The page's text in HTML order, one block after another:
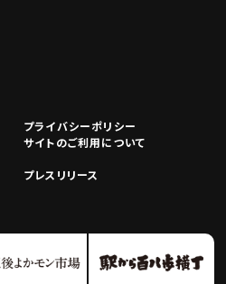
プライバシーポリシー
サイトのご利用について
プレスリリース